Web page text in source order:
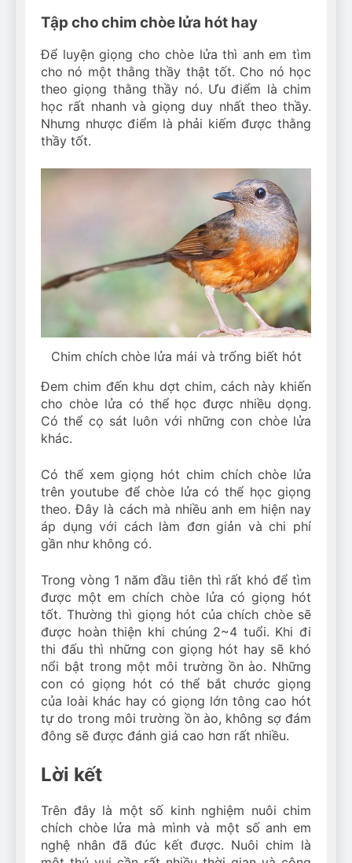
Tập cho chim chòe lửa hót hay
Để luyện giọng cho chòe lửa thì anh em tìm
cho nó một thằng thầy thật tốt. Cho nó học
theo giọng thằng thầy nó. Ưu điểm là chim
học rất nhanh và giọng duy nhất theo thầy.
Nhưng nhược điểm là phải kiếm được thằng
thầy tốt.
Chim chích chòe lửa mái và trống biết hót
Đem chim đến khu dợt chim, cách này khiến
cho chòe lửa có thể học được nhiều dọng.
Có thể cọ sát luôn với những con chòe lửa
khác.
Có thể xem giọng hót chim chích chòe lửa
trên youtube để chòe lửa có thể học giọng
theo. Đây là cách mà nhiều anh em hiện nay
áp dụng với cách làm đơn giản và chi phí
gần như không có.
Trong vòng 1 năm đầu tiên thì rất khó để tìm
được một em chích chòe lửa có giọng hót
tốt. Thường thì giọng hót của chích chòe sẽ
được hoàn thiện khi chúng 2~4 tuổi. Khi đi
thi đấu thì những con giọng hót hay sẽ khó
nổi bật trong một môi trường ồn ào. Những
con có giọng hót có thể bắt chước giọng
của loài khác hay có giọng lớn tông cao hót
tự do trong môi trường ồn ào, không sợ đám
đông sẽ được đánh giá cao hơn rất nhiều.
Lời kết
Trên đây là một số kinh nghiệm nuôi chim
chích chòe lửa mà mình và một số anh em
nghệ nhân đã đúc kết được. Nuôi chim là